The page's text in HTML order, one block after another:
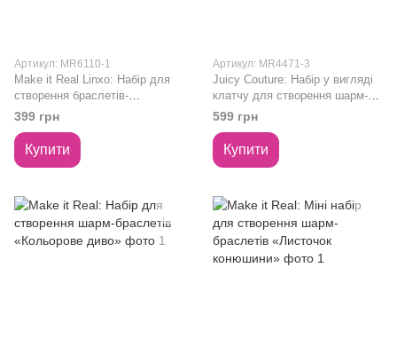
Артикул: MR6110-1
Make it Real Linxo: Набір для
створення браслетів-
трансформерів «Прикраси» -
Ніжність
399 грн
Купити
Артикул: MR4471-3
Juicy Couture: Набір у вигляді
клатчу для створення шарм-
браслета «Модниця» - Гламур
599 грн
Купити